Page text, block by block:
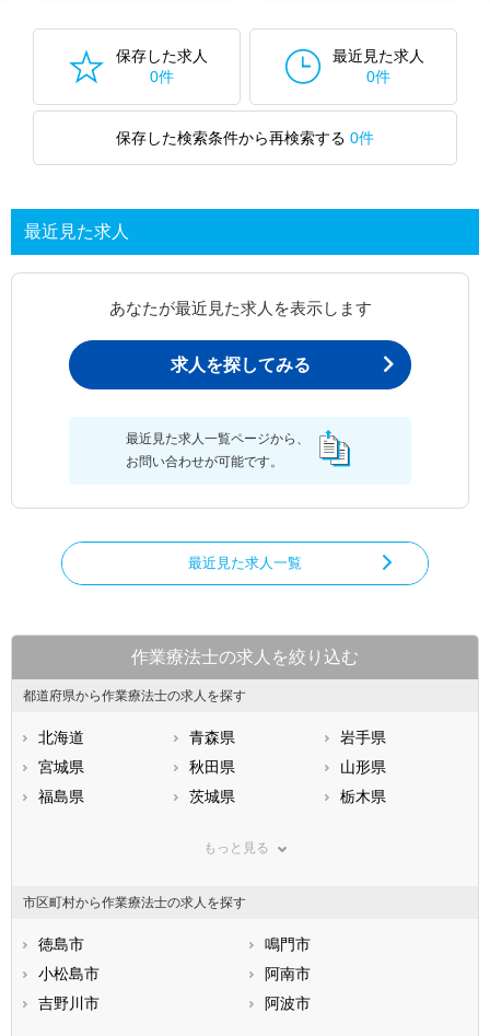
保存した求人
0件
最近見た求人
0件
保存した検索条件から再検索する 0件
最近見た求人
あなたが最近見た求人を表示します
求人を探してみる
最近見た求人一覧ページから、
お問い合わせが可能です。
最近見た求人一覧
作業療法士の求人を絞り込む
都道府県から作業療法士の求人を探す
北海道 青森県
岩手県
宮城県
秋田県
山形県
福島県
茨城県
栃木県
神奈川県
石川県
福井県
静岡県
滋賀県
兵庫県
もっと見る
市区町村から作業療法士の求人を探す
徳島市
鳴門市
小松島市
阿南市
吉野川市
阿波市